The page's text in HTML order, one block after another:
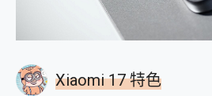
Xiaomi 17 特色